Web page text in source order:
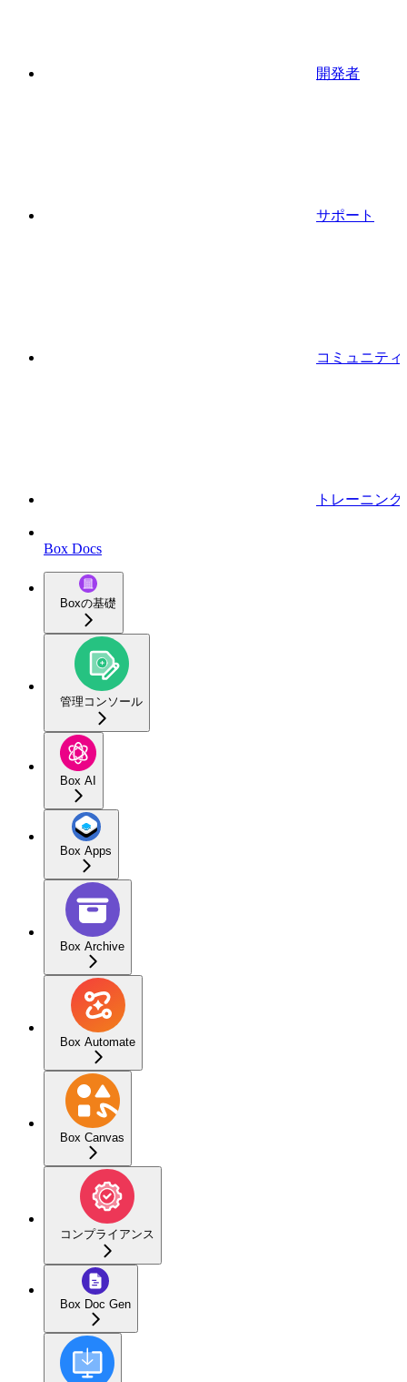
開発者
サポート
コミュニティ
トレーニング
Box Docs
Boxの基礎
管理コンソール
Box AI
Box Apps
Box Archive
Box Automate
Box Canvas
コンプライアンス
Box Doc Gen